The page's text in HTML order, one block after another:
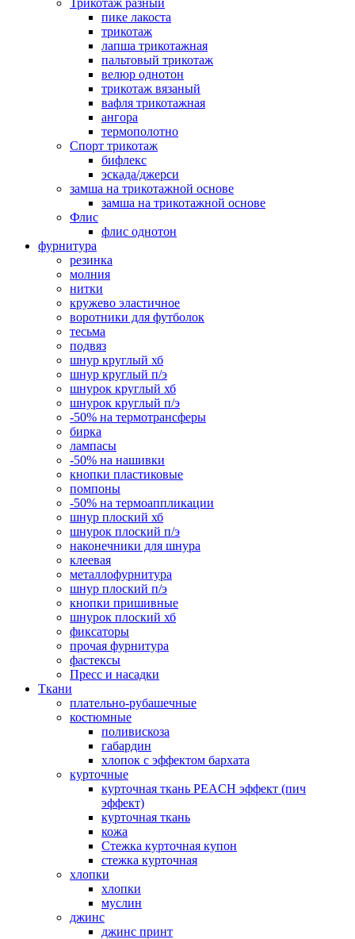
Трикотаж разный
пике лакоста
трикотаж
лапша трикотажная
пальтовый трикотаж
велюр однотон
трикотаж вязаный
вафля трикотажная
ангора
термополотно
Спорт трикотаж
бифлекс
эскада/джерси
замша на трикотажной основе
замша на трикотажной основе
Флис
флис однотон
фурнитура
резинка
молния
нитки
кружево эластичное
воротники для футболок
тесьма
подвяз
шнур круглый хб
шнур круглый п/э
шнурок круглый хб
шнурок круглый п/э
-50% на термотрансферы
бирка
лампасы
-50% на нашивки
кнопки пластиковые
помпоны
-50% на термоаппликации
шнур плоский хб
шнурок плоский п/э
наконечники для шнура
клеевая
металлофурнитура
шнур плоский п/э
кнопки пришивные
шнурок плоский хб
фиксаторы
прочая фурнитура
фастексы
Пресс и насадки
Ткани
плательно-рубашечные
костюмные
поливискоза
габардин
хлопок с эффектом бархата
курточные
курточная ткань PEACH эффект (пич
эффект)
курточная ткань
кожа
Стежка курточная купон
стежка курточная
хлопки
хлопки
муслин
джинс
джинс принт